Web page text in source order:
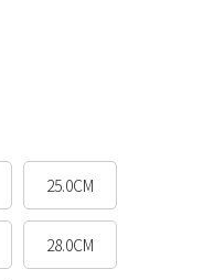
25.0CM
28.0CM